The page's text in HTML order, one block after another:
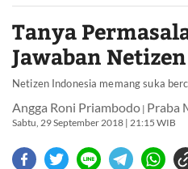
Tanya
Jawaban
Netizen Indonesia memang suka
Angga Roni Priambodo | Praba
Sabtu, 29 September 2018 | 21:15 WIB